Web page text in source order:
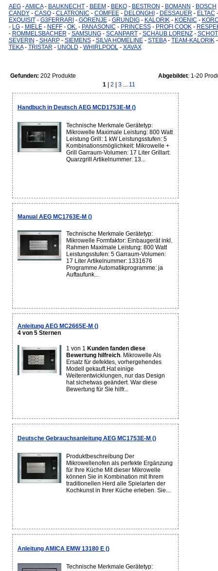
AEG-AMICA- BAUKNECHT- BEEM - BEKO- BESTRON - BOMANN - BOSCH
CANDY- CASO- CLATRONIC - COMFEE- DELONGHI - DESSAUER - ELTAC -
EXQUISIT- G3FERRARI - GORENJE- GRUNDIG- KALORIK- KOENIC -
- LG- MIELE- NEFF- OK.- PANASONIC - PRINCESS- PROFI COOK-
- ROMMELSBACHER - SAMSUNG- SCANPART- SCHAUB LORENZ-
SEVERIN - SHARP- SIEMENS- SILVA HOMELINE- STEBA- TEAM-KALORIK-
TEKA- TRISTAR - UNOLD - WHIRLPOOL- XAVAX
Gefunden: 202 Produkte Abgebildet: 1-20
1
2 3 ... 11
Handbuch in Deutsch AEG MCD1753E-M ()
Technische Merkmale Gerätetyp:
Mikrowelle Maximale Leistung: 800 Watt
Leistung Grill: 1 kW Leistungsstufen: 5
Kombinationsmöglichkeit: Mikrowelle +
Grill Garraum-Volumen: 17 Liter Grillart:
Quarzgrill Artikelnummer: 13...
Manual AEG MC1763E-M ()
Technische Merkmale Gerätetyp:
Mikrowelle Formfaktor: Einbaugerät inkl.
Rahmen Maximale Leistung: 800 Watt
Leistungsstufen: 5 Garraum-Volumen:
17 Liter Artikelnummer: 1331676
Programme Automatikprogramme: ja
Auftaufunk...
Anleitung AEG MC2665E-M ()
4 von 5 Sternen
1 von 1 Kunden fanden diese
Bewertung hilfreich. Mikrowelle Als
Ersatz für defektes, vorhergehendes
Modell gekauft.Hat einige
Weiterentwicklungen, nur das Design
hat sichetwas geändert. War diese
Bewertung für Sie hilfr...
Deutsche Gebrauchsanleitung AEG MC1753E-M ()
Produktbeschreibung Der
Mikrowellenofen als perfekte Ergänzung
für Ihre Küche Mit dieser Mikrowelle
können Sie in Kombination mit Ihrem
traditionellen Herd alle Spielarten der
Kochkunst in Ihrer Küche erleben. Sie...
Anleitung AMICA EMW 13180 E ()
Technische Merkmale Gerätetyp: